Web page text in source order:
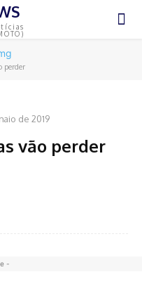
perder
de 2019
vão perder
-